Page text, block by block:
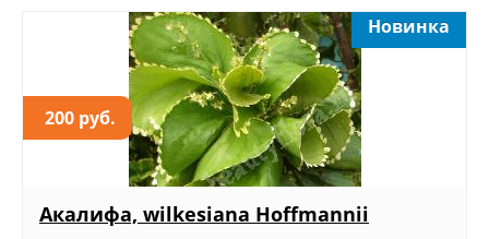
200 руб.
Новинка
Акалифа, wilkesiana Hoffmannii